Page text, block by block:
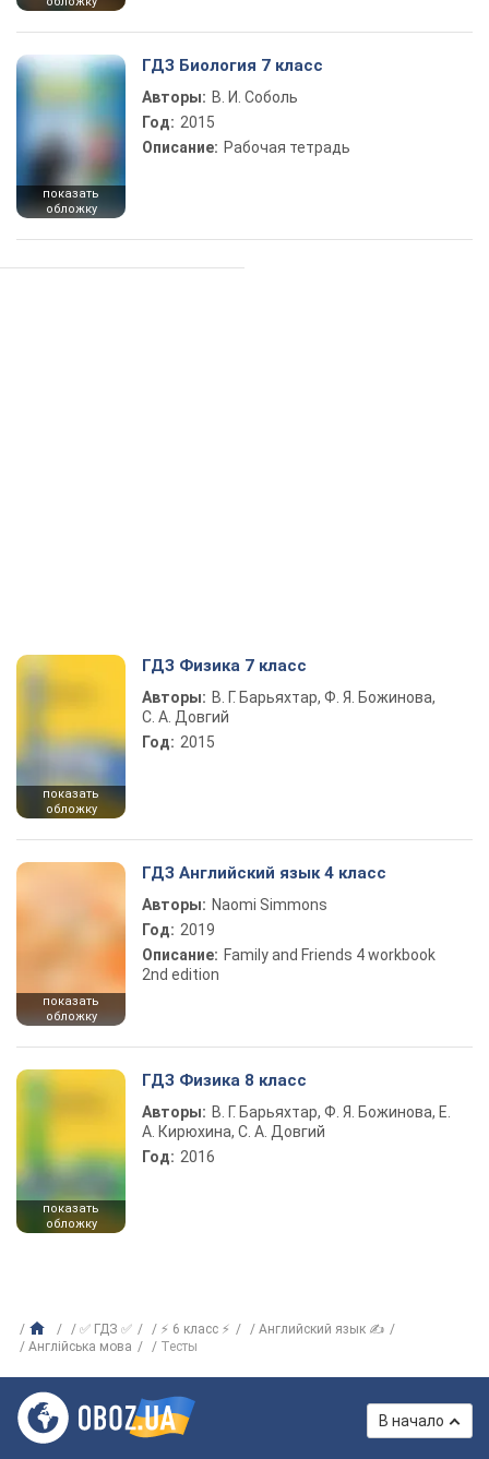
показать
обложку
ГДЗ Биология 7 класс
Авторы: В. И. Соболь
Год: 2015
Описание: Рабочая тетрадь
показать
обложку
ГДЗ Физика 7 класс
Авторы: В. Г. Барьяхтар, Ф. Я. Божинова,
С. А. Довгий
Год: 2015
показать
обложку
ГДЗ Английский язык 4 класс
Авторы: Naomi Simmons
Год: 2019
Описание: Family and Friends 4 workbook
2nd edition
показать
обложку
ГДЗ Физика 8 класс
Авторы: В. Г. Барьяхтар, Ф. Я. Божинова, Е.
А. Кирюхина, С. А. Довгий
Год: 2016
✅ ГДЗ ✅ ⚡ 6 класс ⚡
Английский язык ✍
Англійська мова
Тесты
В начало